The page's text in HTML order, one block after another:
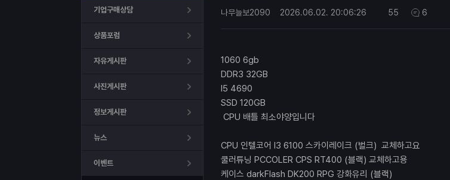
기업구매상담
상품포럼
자유게시판
사진게시판
정보게시판
뉴스
이벤트
나무늘보2090 2026.06.02. 20:06:26 55 6
1060 6gb
DDR3 32GB
I5 4690
SSD 120GB
CPU 배틀 최소야양입니다
CPU 인텔코어 I3 6100 스카이레이크 (벌크) 교체하고요
쿨러튜닝 PCCOLER CPS RT400 (블랙) 교체하고용
케이스 darkFIash DK200 RPG 강화유리 (블랙)